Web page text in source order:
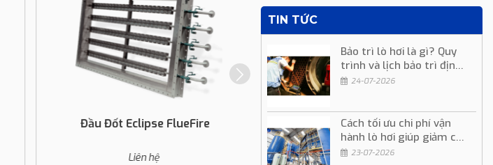
Đầu Đốt Eclipse FlueFire
Liên hệ
Đầu Đốt Eclipse InciniFume
Liên hệ
TIN TỨC
Bảo trì lò hơi là gì? Quy
trình và lịch bảo trì định
kỳ24-07-2026
Cách tối ưu chi phí vận
hành lò hơi giúp giảm chi
phí sản xuất
23-07-2026